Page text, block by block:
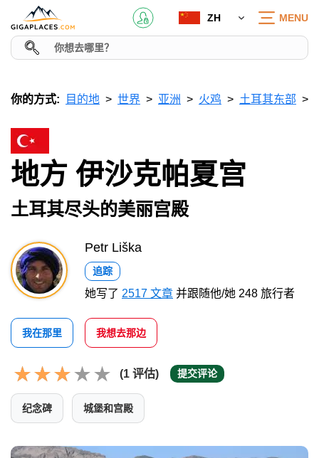
ZH MENU
你的方式: 目的地 世界 亚洲 火鸡 土耳其东部
地方 伊沙克帕夏宫
土耳其尽头的美丽宫殿
Petr Liška
追踪
她写了 2517 文章 并跟随他/她 248 旅行者
我在那里 我想去那边
(1 评估) 提交评论
纪念碑 城堡和宫殿